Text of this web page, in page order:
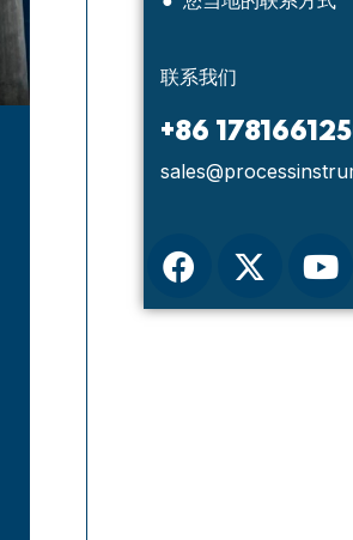
pH分析仪用于中国面包工厂
监测和控制 作为例行客户跟
联系我们
+86